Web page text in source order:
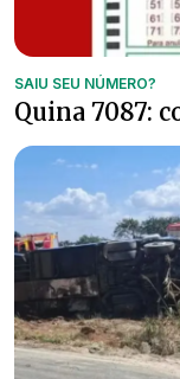
SAIU SEU NÚMERO?
Quina 7087: